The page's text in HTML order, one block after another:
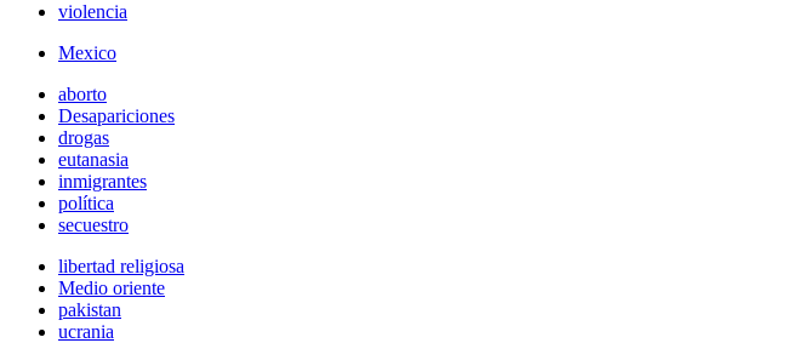
violencia
Mexico
aborto
Desapariciones
drogas
eutanasia
inmigrantes
política
secuestro
libertad religiosa
Medio oriente
pakistan
ucrania